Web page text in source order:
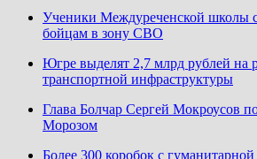
Ученики Междуреченской школы
бойцам в зону СВО
Югре выделят 2,7 млрд рублей на
транспортной инфраструктуры
Глава Болчар Сергей Мокроусов
Морозом
Более 300 коробок с